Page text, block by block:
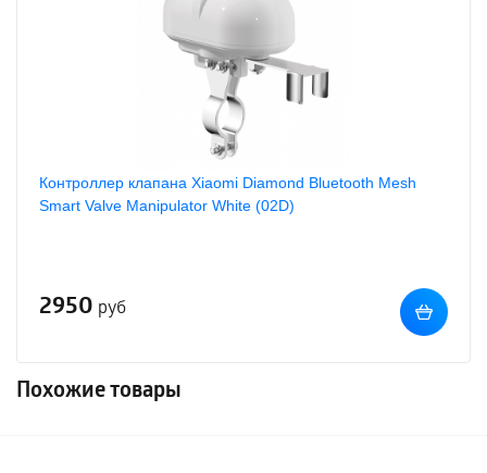
Контроллер клапана Xiaomi Diamond Bluetooth Mesh
Smart Valve Manipulator White (02D)
2950 руб
Похожие товары